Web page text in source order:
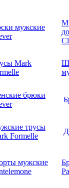
мужские
Mark
брюки
трусы
Formelle
мужские